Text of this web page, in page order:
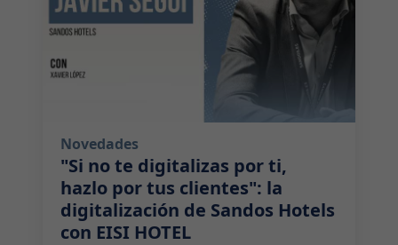
Novedades
"Si no te digitalizas por ti,
hazlo por tus clientes": la
digitalización de Sandos Hotels
con EISI HOTEL